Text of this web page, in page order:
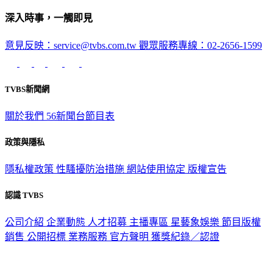
深入時事，一觸即見
意見反映：service@tvbs.com.tw 觀眾服務專線：02-2656-1599
TVBS新聞網
關於我們 56新聞台節目表
政策與隱私
隱私權政策 性騷擾防治措施 網站使用協定 版權宣告
認識 TVBS
公司介紹 企業動態 人才招募 主播專區 星藝象娛樂 節目版權
銷售 公開招標 業務服務 官方聲明 獲獎紀錄／認證